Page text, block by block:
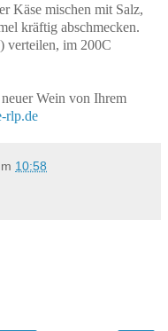
Käse mischen mit Salz,
kräftig abschmecken.
verteilen, im 200C
Wein von Ihrem
rlp.de
10:58